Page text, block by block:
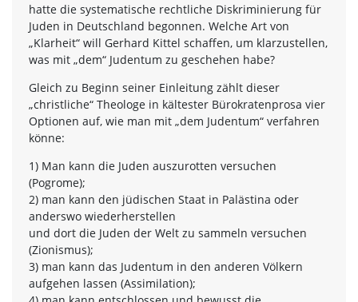
hatte die systematische rechtliche Diskriminierung für
Juden in Deutschland begonnen. Welche Art von
„Klarheit“ will Gerhard Kittel schaffen, um klarzustellen,
was mit „dem“ Judentum zu geschehen habe?
Gleich zu Beginn seiner Einleitung zählt dieser
„christliche“ Theologe in kältester Bürokratenprosa vier
Optionen auf, wie man mit „dem Judentum“ verfahren
könne:
1) Man kann die Juden auszurotten versuchen
(Pogrome);
2) man kann den jüdischen Staat in Palästina oder
anderswo wiederherstellen
und dort die Juden der Welt zu sammeln versuchen
(Zionismus);
3) man kann das Judentum in den anderen Völkern
aufgehen lassen (Assimilation);